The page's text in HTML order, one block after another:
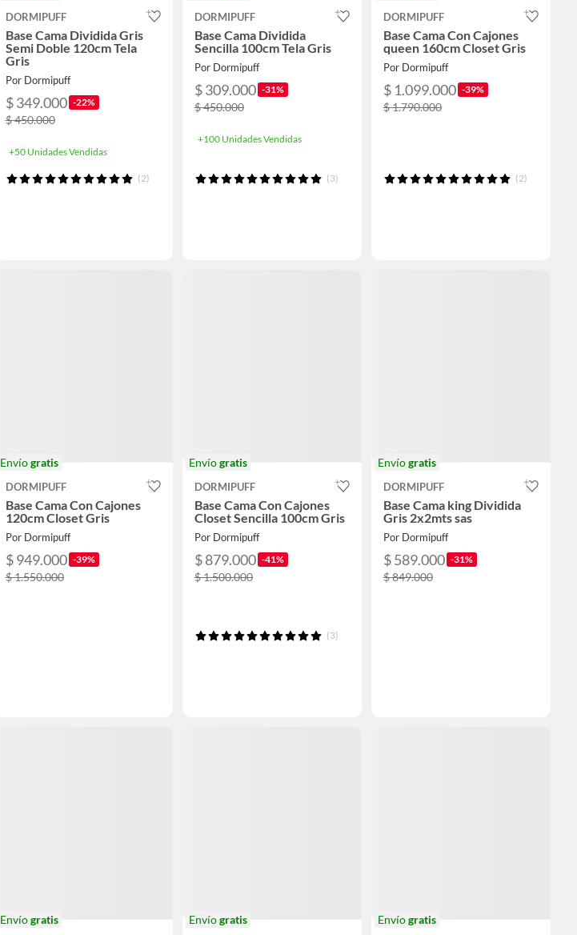
DORMIPUFF
Base Cama Dividida Gris
Semi Doble 120cm Tela
Gris
Por Dormipuff
$ 349.000 -22%
$ 450.000
+50 Unidades Vendidas
(2)
DORMIPUFF
Base Cama Dividida
Sencilla 100cm Tela Gris
Por Dormipuff
$ 309.000 -31%
$ 450.000
+100 Unidades Vendidas
(3)
DORMIPUFF
Base Cama Con Cajones
queen 160cm Closet Gris
Por Dormipuff
$ 1.099.000 -39%
$ 1.790.000
(2)
Envíogratis
DORMIPUFF
Base Cama Con Cajones
120cm Closet Gris
Por Dormipuff
$ 949.000 -39%
$ 1.550.000
Envíogratis
DORMIPUFF
Base Cama Con Cajones
Closet Sencilla 100cm Gris
Por Dormipuff
$ 879.000 -41%
$ 1.500.000
(3)
Envíogratis
DORMIPUFF
Base Cama king Dividida
Gris 2x2mts sas
Por Dormipuff
$ 589.000 -31%
$ 849.000
Envíogratis Envíogratis Envíogratis